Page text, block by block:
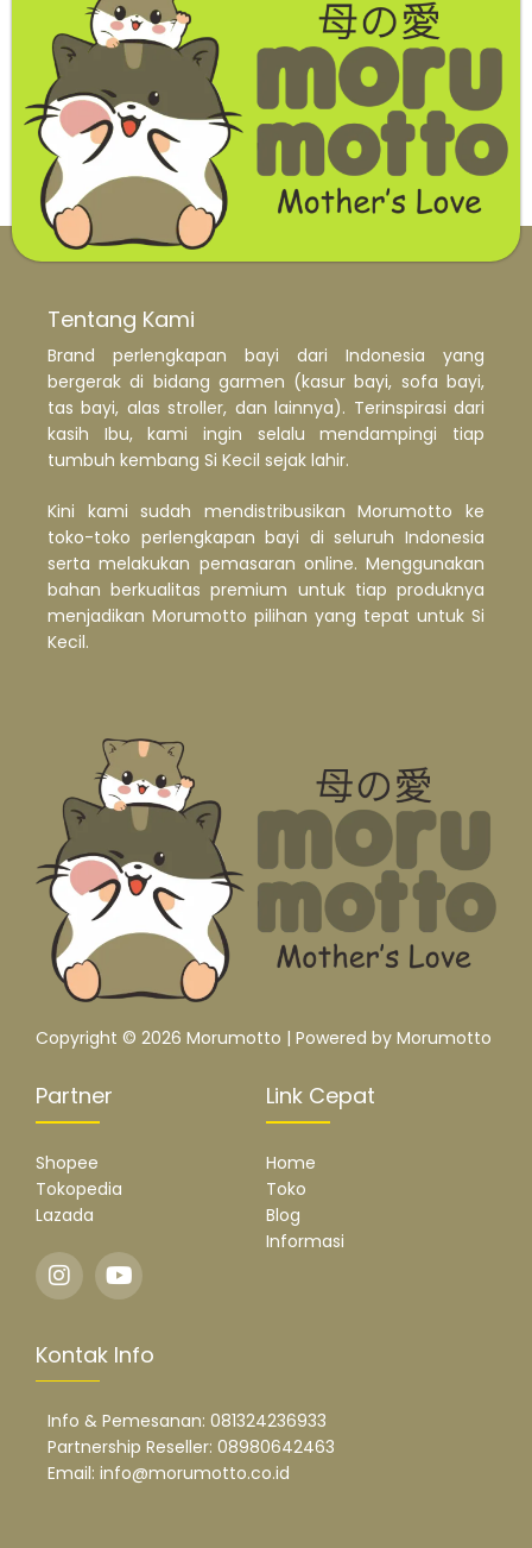
Tentang Kami
Brand perlengkapan bayi dari Indonesia yang
bergerak di bidang garmen (kasur bayi, sofa bayi,
tas bayi, alas stroller, dan lainnya). Terinspirasi dari
kasih Ibu, kami ingin selalu mendampingi tiap
tumbuh kembang Si Kecil sejak lahir.
Kini kami sudah mendistribusikan Morumotto ke
toko-toko perlengkapan bayi di seluruh Indonesia
serta melakukan pemasaran online. Menggunakan
bahan berkualitas premium untuk tiap produknya
menjadikan Morumotto pilihan yang tepat untuk Si
Kecil.
Copyright © 2026 Morumotto | Powered by Morumotto
Partner
Shopee
Tokopedia
Lazada
Link Cepat
Home
Toko
Blog
Informasi
Kontak Info
Info & Pemesanan: 081324236933
Partnership Reseller: 08980642463
Email: info@morumotto.co.id